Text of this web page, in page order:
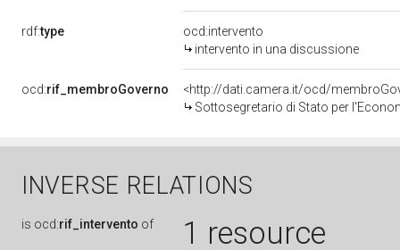
rdf:type
ocd:intervento
intervento in una discussione
ocd:rif_membroGoverno
<http://dati.camera.it/ocd/
Sottosegretario di Stato per
INVERSE RELATIONS
is ocd:rif_intervento of 1 resource